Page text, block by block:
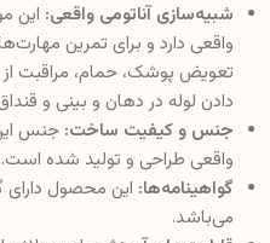
شبیه‌سازی آناتومی واقعی: این
واقعی دارد و برای تمرین
تعویض پوشک، حمام، مراقبت از
دادن لوله در دهان و بینی و
جنس و کیفیت ساخت:
واقعی طراحی و تولید شده است.
گواهینامه‌ها:
می‌باشد.